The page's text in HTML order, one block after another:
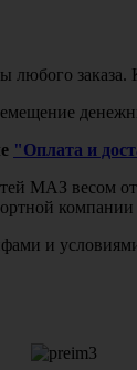
"Оплата и
МАЗ
компании
и